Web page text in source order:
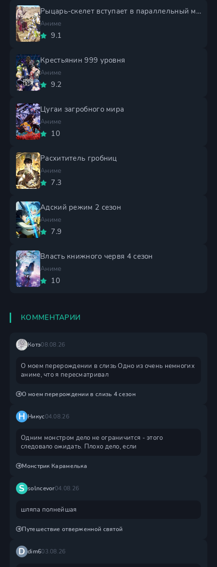
Рыцарь-скелет вступает в параллельный мир 2 сезон
Аниме
9.1
Крестьянин 999 уровня
Аниме
9.2
Цугаи загробного мира
Аниме
10
Расхититель гробниц
Аниме
7.3
Адский режим 2 сезон
Аниме
7.9
Власть книжного червя 4 сезон
Аниме
10
КОММЕНТАРИИ
Котэ08.08.26
О моем перерождении в слизь Одно из очень немногих
аниме, что я пересматривал
О моем перерождении в слизь 4 сезон
Н Никус04.08.26
Одним монстром дело не ограничится - этого
следовало ожидать. Плохо дело, если
Монстрик Карамелька
S solncevor04.08.26
шляпа полнейшая
Путешествие отверженной святой
D dim603.08.26